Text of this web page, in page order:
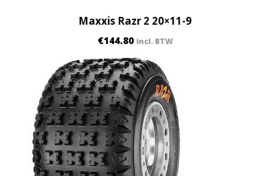
Maxxis Razr 2 20×11-9
€144.80 incl. BTW